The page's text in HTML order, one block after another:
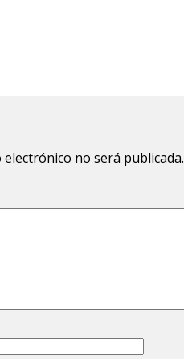
no será publicada.